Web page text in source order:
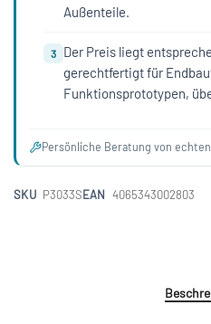
Außenteile.
3
Der Preis liegt
gerechtfertigt für
Funktionsprototypen,
Persönliche Beratung von
SKU P3033SEAN 4065343002803